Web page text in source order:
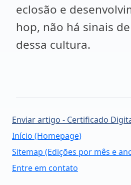
eclosão e
hop, não há sinais
dessa cultura.
Enviar artigo - Certificado
Início (Homepage)
Sitemap (Edições por mês e
Entre em contato